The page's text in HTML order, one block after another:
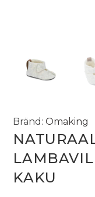
Bränd: Omaking
KAKU